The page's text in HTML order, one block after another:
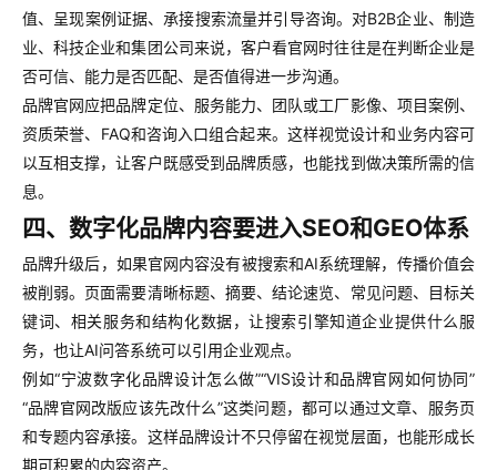
值、呈现案例证据、承接搜索流量并引导咨询。对B2B企业、制造
业、科技企业和集团公司来说，客户看官网时往往是在判断企业是
否可信、能力是否匹配、是否值得进一步沟通。
品牌官网应把品牌定位、服务能力、团队或工厂影像、项目案例、
资质荣誉、FAQ和咨询入口组合起来。这样视觉设计和业务内容可
以互相支撑，让客户既感受到品牌质感，也能找到做决策所需的信
息。
四、数字化品牌内容要进入SEO和GEO体系
品牌升级后，如果官网内容没有被搜索和AI系统理解，传播价值会
被削弱。页面需要清晰标题、摘要、结论速览、常见问题、目标关
键词、相关服务和结构化数据，让搜索引擎知道企业提供什么服
务，也让AI问答系统可以引用企业观点。
例如“宁波数字化品牌设计怎么做”“VIS设计和品牌官网如何协同”
“品牌官网改版应该先改什么”这类问题，都可以通过文章、服务页
和专题内容承接。这样品牌设计不只停留在视觉层面，也能形成长
期可积累的内容资产。